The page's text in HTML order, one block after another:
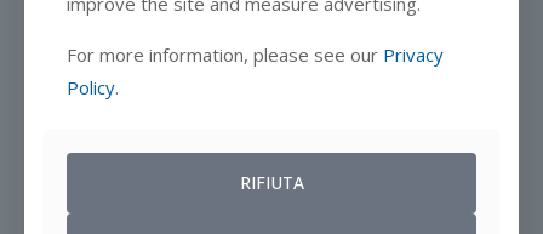
PRENOTA UNA DEMO
For more information, please see our Privacy
Policy.
RIFIUTA